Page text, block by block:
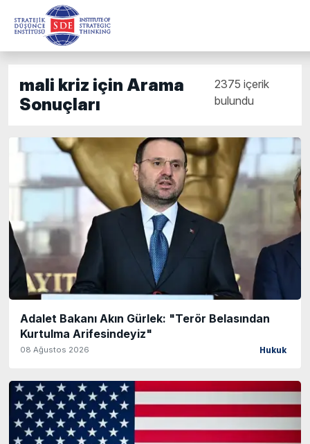
mali kriz için Arama
Sonuçları
2375 içerik
bulundu
Adalet Bakanı Akın Gürlek: "Terör Belasından
Kurtulma Arifesindeyiz"
08 Ağustos 2026 Hukuk